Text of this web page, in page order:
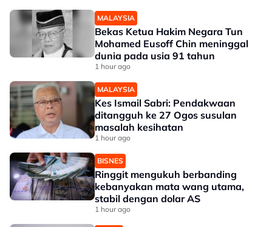
MALAYSIA
Bekas Ketua Hakim Negara Tun
Mohamed Eusoff Chin meninggal
dunia pada usia 91 tahun
1 hour ago
MALAYSIA
Kes Ismail Sabri: Pendakwaan
ditangguh ke 27 Ogos susulan
masalah kesihatan
1 hour ago
BISNES
Ringgit mengukuh berbanding
kebanyakan mata wang utama,
stabil dengan dolar AS
1 hour ago